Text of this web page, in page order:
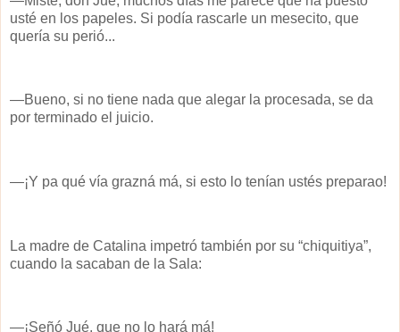
usté en los papeles. Si podía rascarle un mesecito, que
quería su perió...
—Bueno, si no tiene nada que alegar la procesada, se da
por terminado el juicio.
—¡Y pa qué vía grazná má, si esto lo tenían ustés preparao!
La madre de Catalina impetró también por su “chiquitiya”,
cuando la sacaban de la Sala:
—¡Señó Jué, que no lo hará má!